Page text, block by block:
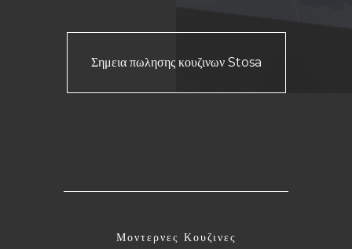
Σημεια πωλησης κουζινων Stosa
Μοντερνες Κουζινες